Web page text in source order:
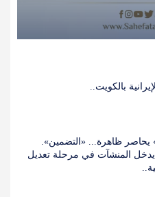
بالكويت..
يحاصر ظاهرة... «التضمين».
يدخل المنشآت في مرحلة تعديل